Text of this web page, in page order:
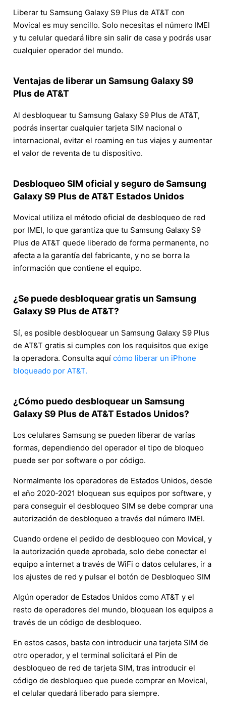
Liberar tu Samsung Galaxy S9 Plus de AT&T con
Movical es muy sencillo. Solo necesitas el número IMEI
y tu celular quedará libre sin salir de casa y podrás usar
cualquier operador del mundo.
Ventajas de liberar un Samsung Galaxy S9
Plus de AT&T
Al desbloquear tu Samsung Galaxy S9 Plus de AT&T,
podrás insertar cualquier tarjeta SIM nacional o
internacional, evitar el roaming en tus viajes y aumentar
el valor de reventa de tu dispositivo.
Desbloqueo SIM oficial y seguro de Samsung
Galaxy S9 Plus de AT&T Estados Unidos
Movical utiliza el método oficial de desbloqueo de red
por IMEI, lo que garantiza que tu Samsung Galaxy S9
Plus de AT&T quede liberado de forma permanente, no
afecta a la garantía del fabricante, y no se borra la
información que contiene el equipo.
¿Se puede desbloquear gratis un Samsung
Galaxy S9 Plus de AT&T?
Sí, es posible desbloquear un Samsung Galaxy S9 Plus
de AT&T gratis si cumples con los requisitos que exige
la operadora. Consulta aquí cómo liberar un iPhone
bloqueado por AT&T.
¿Cómo puedo desbloquear un Samsung
Galaxy S9 Plus de AT&T Estados Unidos?
Los celulares Samsung se pueden liberar de varías
formas, dependiendo del operador el tipo de bloqueo
puede ser por software o por código.
Normalmente los operadores de Estados Unidos, desde
el año 2020-2021 bloquean sus equipos por software, y
para conseguir el desbloqueo SIM se debe comprar una
autorización de desbloqueo a través del número IMEI.
Cuando ordene el pedido de desbloqueo con Movical, y
la autorización quede aprobada, solo debe conectar el
equipo a internet a través de WiFi o datos celulares, ir a
los ajustes de red y pulsar el botón de Desbloqueo SIM
Algún operador de Estados Unidos como AT&T y el
resto de operadores del mundo, bloquean los equipos a
través de un código de desbloqueo.
En estos casos, basta con introducir una tarjeta SIM de
otro operador, y el terminal solicitará el Pin de
desbloqueo de red de tarjeta SIM, tras introducir el
código de desbloqueo que puede comprar en Movical,
el celular quedará liberado para siempre.